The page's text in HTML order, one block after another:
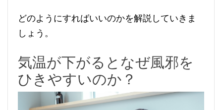
どのようにすればいいのかを解説していきま
しょう。
気温が下がるとなぜ風邪を
ひきやすいのか？